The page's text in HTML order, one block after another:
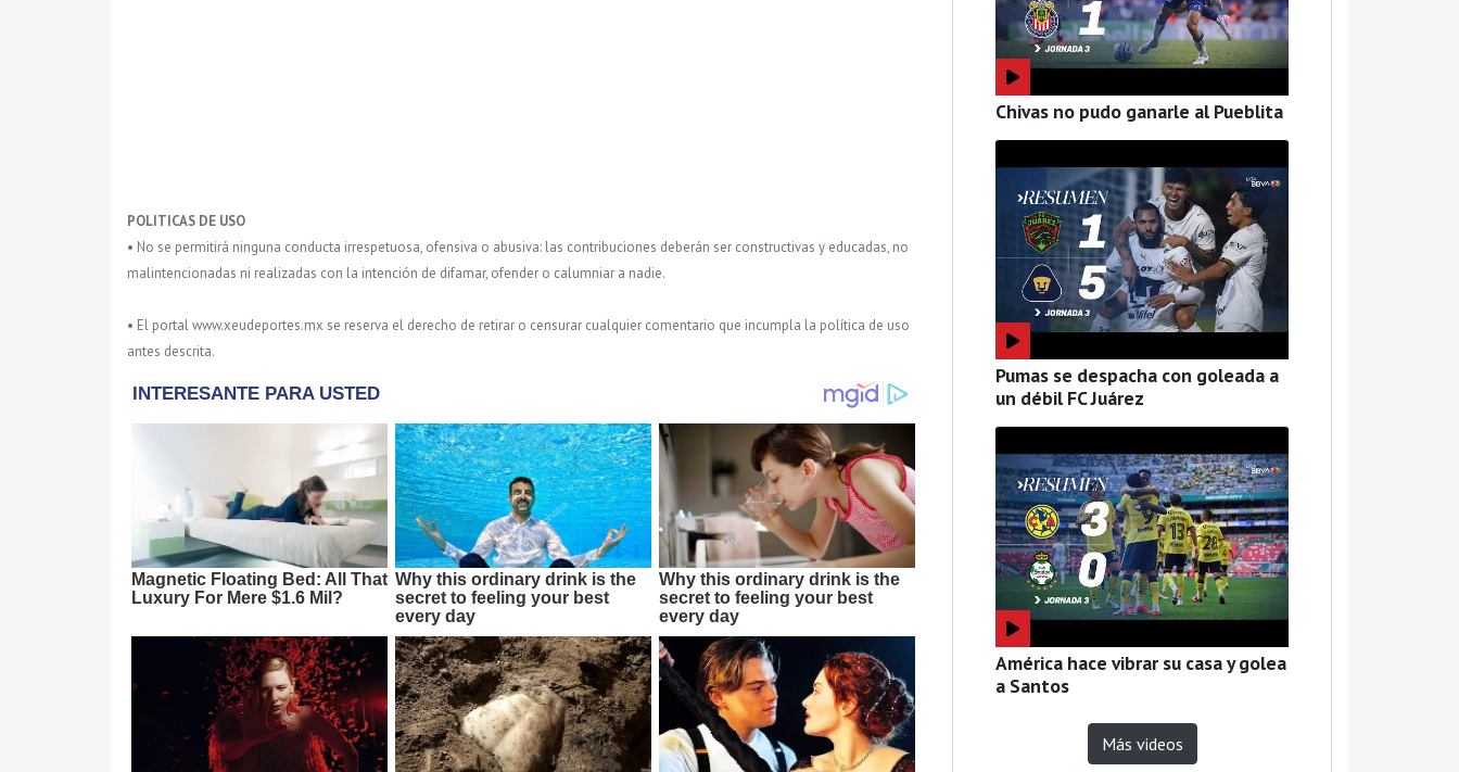
POLITICAS DE USO
• No se permitirá ninguna conducta irrespetuosa, ofensiva o abusiva: las contribuciones deberán ser constructivas y educadas, no
malintencionadas ni realizadas con la intención de difamar, ofender o calumniar a nadie.
• El portal www.xeudeportes.mx se reserva el derecho de retirar o censurar cualquier comentario que incumpla la política de uso
antes descrita.
Chivas no pudo ganarle al Pueblita
Pumas se despacha con goleada a
un débil FC Juárez
América hace vibrar su casa y golea
a Santos
Más videos